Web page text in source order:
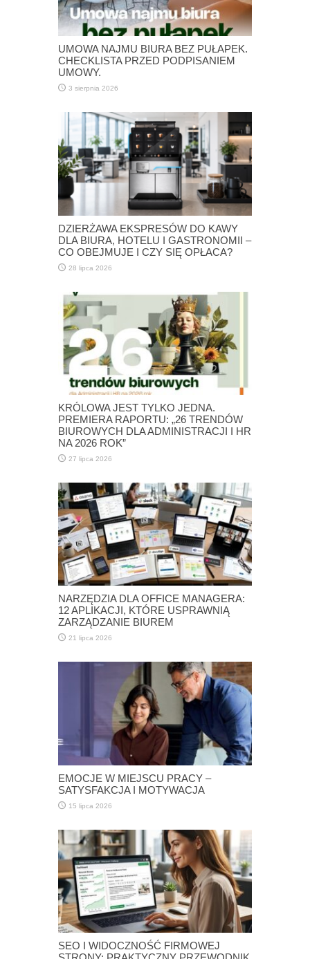
UMOWA NAJMU BIURA BEZ PUŁAPEK.
CHECKLISTA PRZED PODPISANIEM
UMOWY.
3 sierpnia 2026
DZIERŻAWA EKSPRESÓW DO KAWY
DLA BIURA, HOTELU I GASTRONOMII –
CO OBEJMUJE I CZY SIĘ OPŁACA?
28 lipca 2026
KRÓLOWA JEST TYLKO JEDNA.
PREMIERA RAPORTU: „26 TRENDÓW
BIUROWYCH DLA ADMINISTRACJI I HR
NA 2026 ROK”
27 lipca 2026
NARZĘDZIA DLA OFFICE MANAGERA:
12 APLIKACJI, KTÓRE USPRAWNIĄ
ZARZĄDZANIE BIUREM
21 lipca 2026
EMOCJE W MIEJSCU PRACY –
SATYSFAKCJA I MOTYWACJA
15 lipca 2026
SEO I WIDOCZNOŚĆ FIRMOWEJ